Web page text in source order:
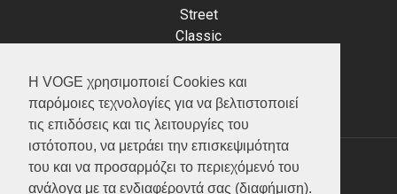
Η VOGE χρησιμοποιεί Cookies και
παρόμοιες τεχνολογίες για να βελτιστοποιεί
τις επιδόσεις και τις λειτουργίες του
ιστότοπου, να μετράει την επισκεψιμότητα
του και να προσαρμόζει το περιεχόμενό του
ανάλογα με τα ενδιαφέροντά σας (διαφήμιση).
Street
Classic
Scooter
ATV (Loncin)
ΥΠΗΡΕΣΙΕΣ